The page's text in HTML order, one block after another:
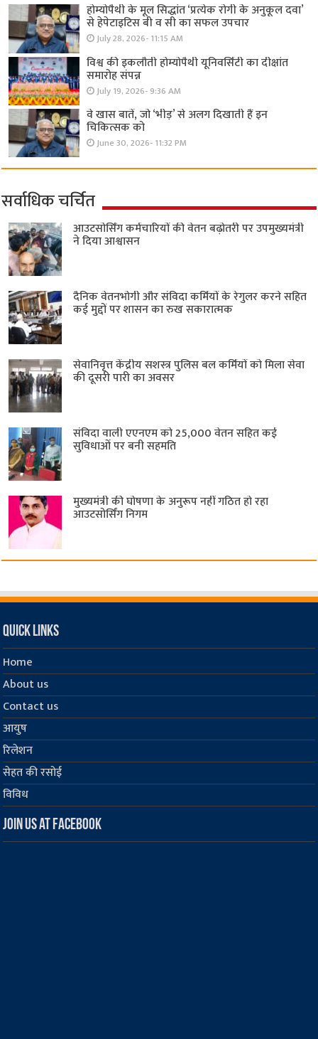
होम्योपैथी के मूल सिद्धांत ‘प्रत्येक रोगी केे अनुकूल दवा’
से हेपेटाइटिस बी व सी का सफल उपचार
July 28, 2026- 11:15 AM
विश्व की इकलौती होम्योपैथी यूनिवर्सिटी का दीक्षांत
समारोह संपन्न
July 19, 2026- 9:36 AM
वे खास बातें, जो ‘भीड़’ से अलग दिखाती हैं इन
चिकित्सक को
June 30, 2026- 11:32 PM
सर्वाधिक चर्चित
आउटसोर्सिंग कर्मचारियों की वेतन बढ़ोतरी पर उपमुख्यमंत्री
ने दिया आश्वासन
दैनिक वेतनभोगी और संविदा कर्मियों के रेगुलर करने सहित
कई मुद्दों पर शासन का रुख सकारात्मक
सेवानिवृत्त केंद्रीय सशस्त्र पुलिस बल ​कर्मियों को मिला सेवा
की दूसरी पारी का अवसर
संविदा वाली एएनएम को 25,000 वेतन सहित कई
सुविधाओं पर बनी सहमति
मुख्यमंत्री की घोषणा के अनुरूप नहीं गठित हो रहा
आउटसोर्सिंग निगम
Quick Links
Home
About us
Contact us
आयुष
रिलेशन
सेहत की रसोई
विविध
Join us at Facebook